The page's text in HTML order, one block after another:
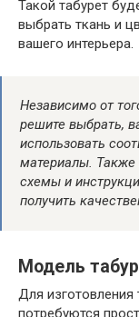
Такой табурет
выбрать ткань и
вашего интерьера.
Независимо от
решите выбрать,
использовать
материалы. Также
схемы и
получить
Модель
Для изготовления
потребуются